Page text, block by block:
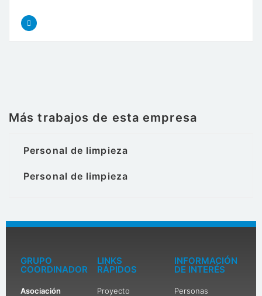
Más trabajos de esta empresa
Personal de limpieza
Personal de limpieza
GRUPO
COORDINADOR
Asociación
LINKS
RÁPIDOS
Proyecto
INFORMACIÓN
DE INTERÉS
Personas